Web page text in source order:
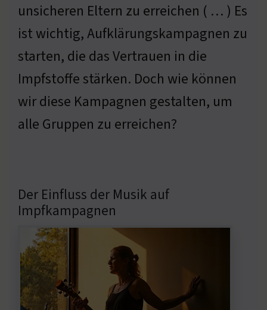
unsicheren Eltern zu erreichen ( … ) Es
ist wichtig, Aufklärungskampagnen zu
starten, die das Vertrauen in die
Impfstoffe stärken. Doch wie können
wir diese Kampagnen gestalten, um
alle Gruppen zu erreichen?
Der Einfluss der Musik auf
Impfkampagnen